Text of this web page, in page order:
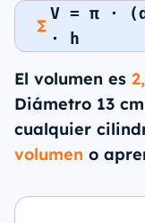
V = π ·
· h
El volumen es
Diámetro 13
cualquier
volumen o